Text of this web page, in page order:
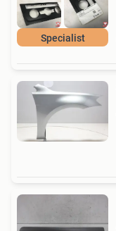
Specialist